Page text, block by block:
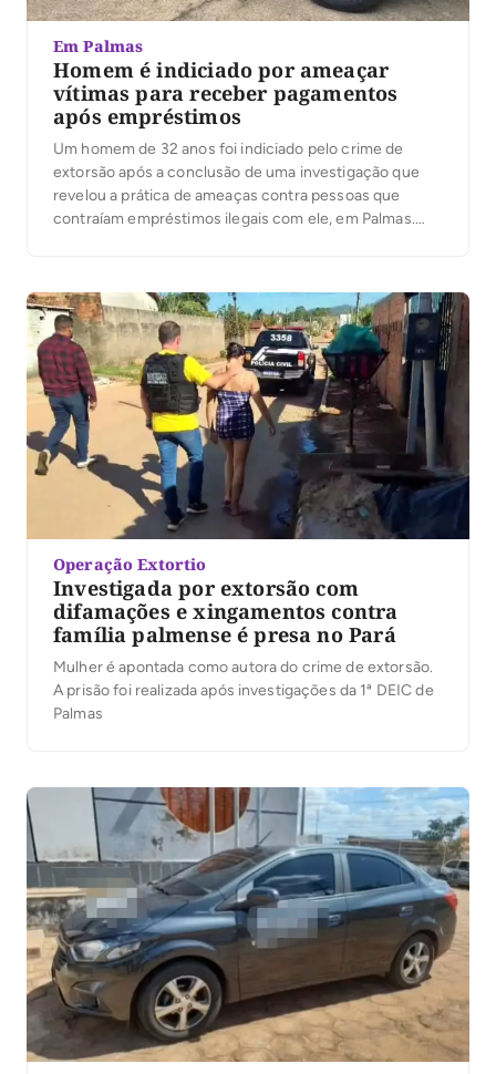
Em Palmas
Homem é indiciado por ameaçar
vítimas para receber pagamentos
após empréstimos
Um homem de 32 anos foi indiciado pelo crime de
extorsão após a conclusão de uma investigação que
revelou a prática de ameaças contra pessoas que
contraíam empréstimos ilegais com ele, em Palmas.
de estimação. O inquérito foi finalizado pela 1ª […]
Operação Extortio
Investigada por extorsão com
difamações e xingamentos contra
família palmense é presa no Pará
Mulher é apontada como autora do crime de extorsão.
A prisão foi realizada após investigações da 1ª DEIC de
Palmas